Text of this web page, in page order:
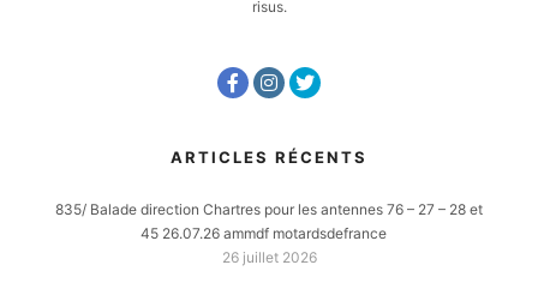
risus.
ARTICLES RÉCENTS
835/ Balade direction Chartres pour les antennes 76 – 27 – 28 et
45 26.07.26 ammdf motardsdefrance
26 juillet 2026